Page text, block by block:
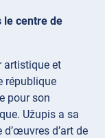
le centre de
artistique et
république
pour son
Užupis a sa
d’art de